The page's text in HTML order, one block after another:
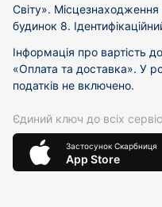
Світу».
будинок 8.
Інформація про вартість
«Оплата та доставка». У
податків не включено.
Єдиний ключ до всіх
Застосунок Скарбниця
App Store